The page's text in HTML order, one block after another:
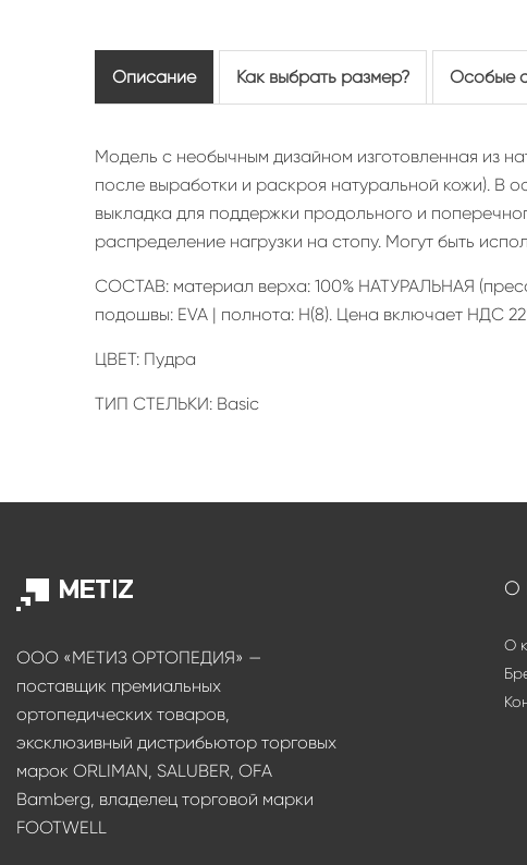
Описание Как выбрать размер? Особые
Модель с необычным дизайном изготовленная из
после выработки и раскроя натуральной кожи). В
выкладка для поддержки продольного и
распределение нагрузки на стопу. Могут быть
СОСТАВ: материал верха: 100% НАТУРАЛЬНАЯ
подошвы: EVA | полнота: H(8). Цена включает НДС
ЦВЕТ: Пудра
ТИП СТЕЛЬКИ: Basic
ООО «МЕТИЗ ОРТОПЕДИЯ» —
поставщик премиальных
ортопедических товаров,
эксклюзивный дистрибьютор торговых
марок ORLIMAN, SALUBER, OFA
Bamberg, владелец торговой марки
FOOTWELL
О
О